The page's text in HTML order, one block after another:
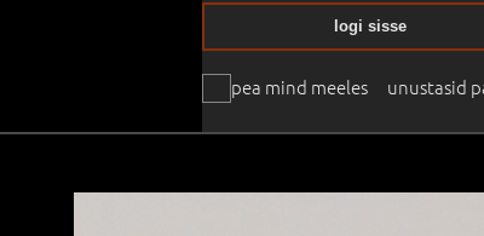
pea mind meeles
logi sisse
unustasid